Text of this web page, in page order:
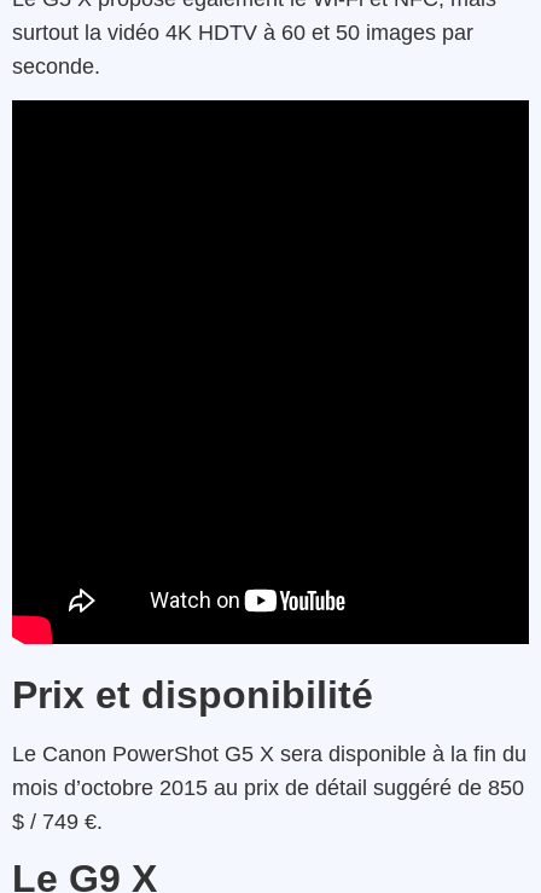
surtout la vidéo 4K HDTV à 60 et 50 images par
seconde.
Prix et disponibilité
Le Canon PowerShot G5 X sera disponible à la fin du
mois d’octobre 2015 au prix de détail suggéré de 850
$ / 749 €.
Le G9 X